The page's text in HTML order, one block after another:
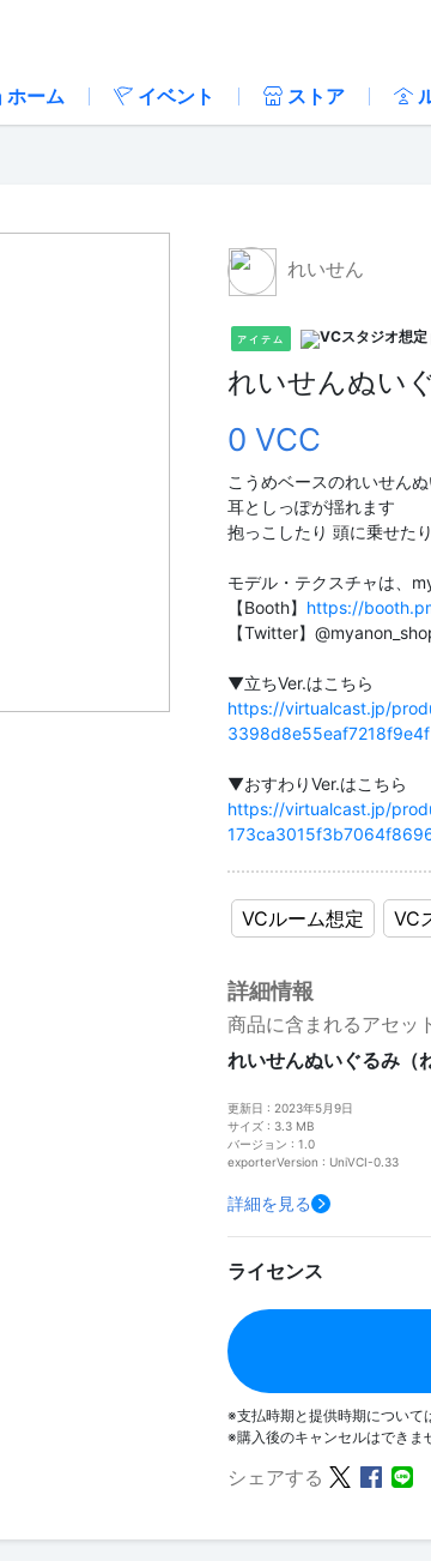
ホーム イベント ストア
れいせん
アイテム
れいせんぬい
0 VCC
こうめベースのれいせん
耳としっぽが揺れます
抱っこしたり 頭に乗せた
モデル・テクスチャは、
【Booth】 https://
【Twitter】
https://virtualcast.jp/
3398d8e55eaf7218f9e4f
https://virtualcast.jp/
VCルーム想定 VC
詳細情報
商品に含まれるアセッ
れいせんぬいぐるみ（
更新日 : 2023年5月9日
サイズ : 3.3 MB
バージョン : 1.0
exporterVersion : UniVCI-0.33
詳細を見る
ライセンス
※支払時期と提供時期について
※購入後のキャンセルはできま
シェアする